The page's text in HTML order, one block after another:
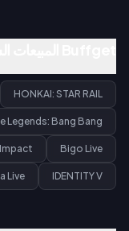
HONKAI: STAR RAIL
Legends: Bang Bang
Bigo Live
IDENTITY V
Live